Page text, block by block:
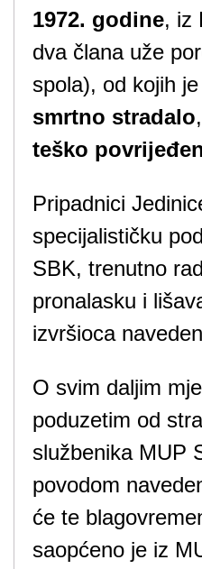
1972. godine, iz
dva člana uže
spola), od kojih je
smrtno stradalo
teško
Pripadnici
specijalističku
SBK, trenutno
pronalasku i
izvršioca
O svim daljim
poduzetim od
službenika MUP
povodom
će te
saopćeno je iz